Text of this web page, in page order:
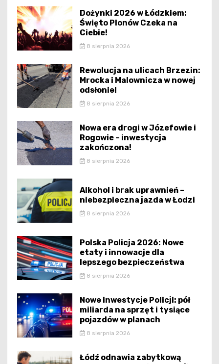
Dożynki 2026 w Łódzkiem:
Święto Plonów Czeka na
Ciebie!
8 sierpnia 2026
Rewolucja na ulicach Brzezin:
Mrocka i Malownicza w nowej
odsłonie!
8 sierpnia 2026
Nowa era drogi w Józefowie i
Rogowie – inwestycja
zakończona!
8 sierpnia 2026
Alkohol i brak uprawnień –
niebezpieczna jazda w Łodzi
8 sierpnia 2026
Polska Policja 2026: Nowe
etaty i innowacje dla
lepszego bezpieczeństwa
8 sierpnia 2026
Nowe inwestycje Policji: pół
miliarda na sprzęt i tysiące
pojazdów w planach
8 sierpnia 2026
Łódź odnawia zabytkową